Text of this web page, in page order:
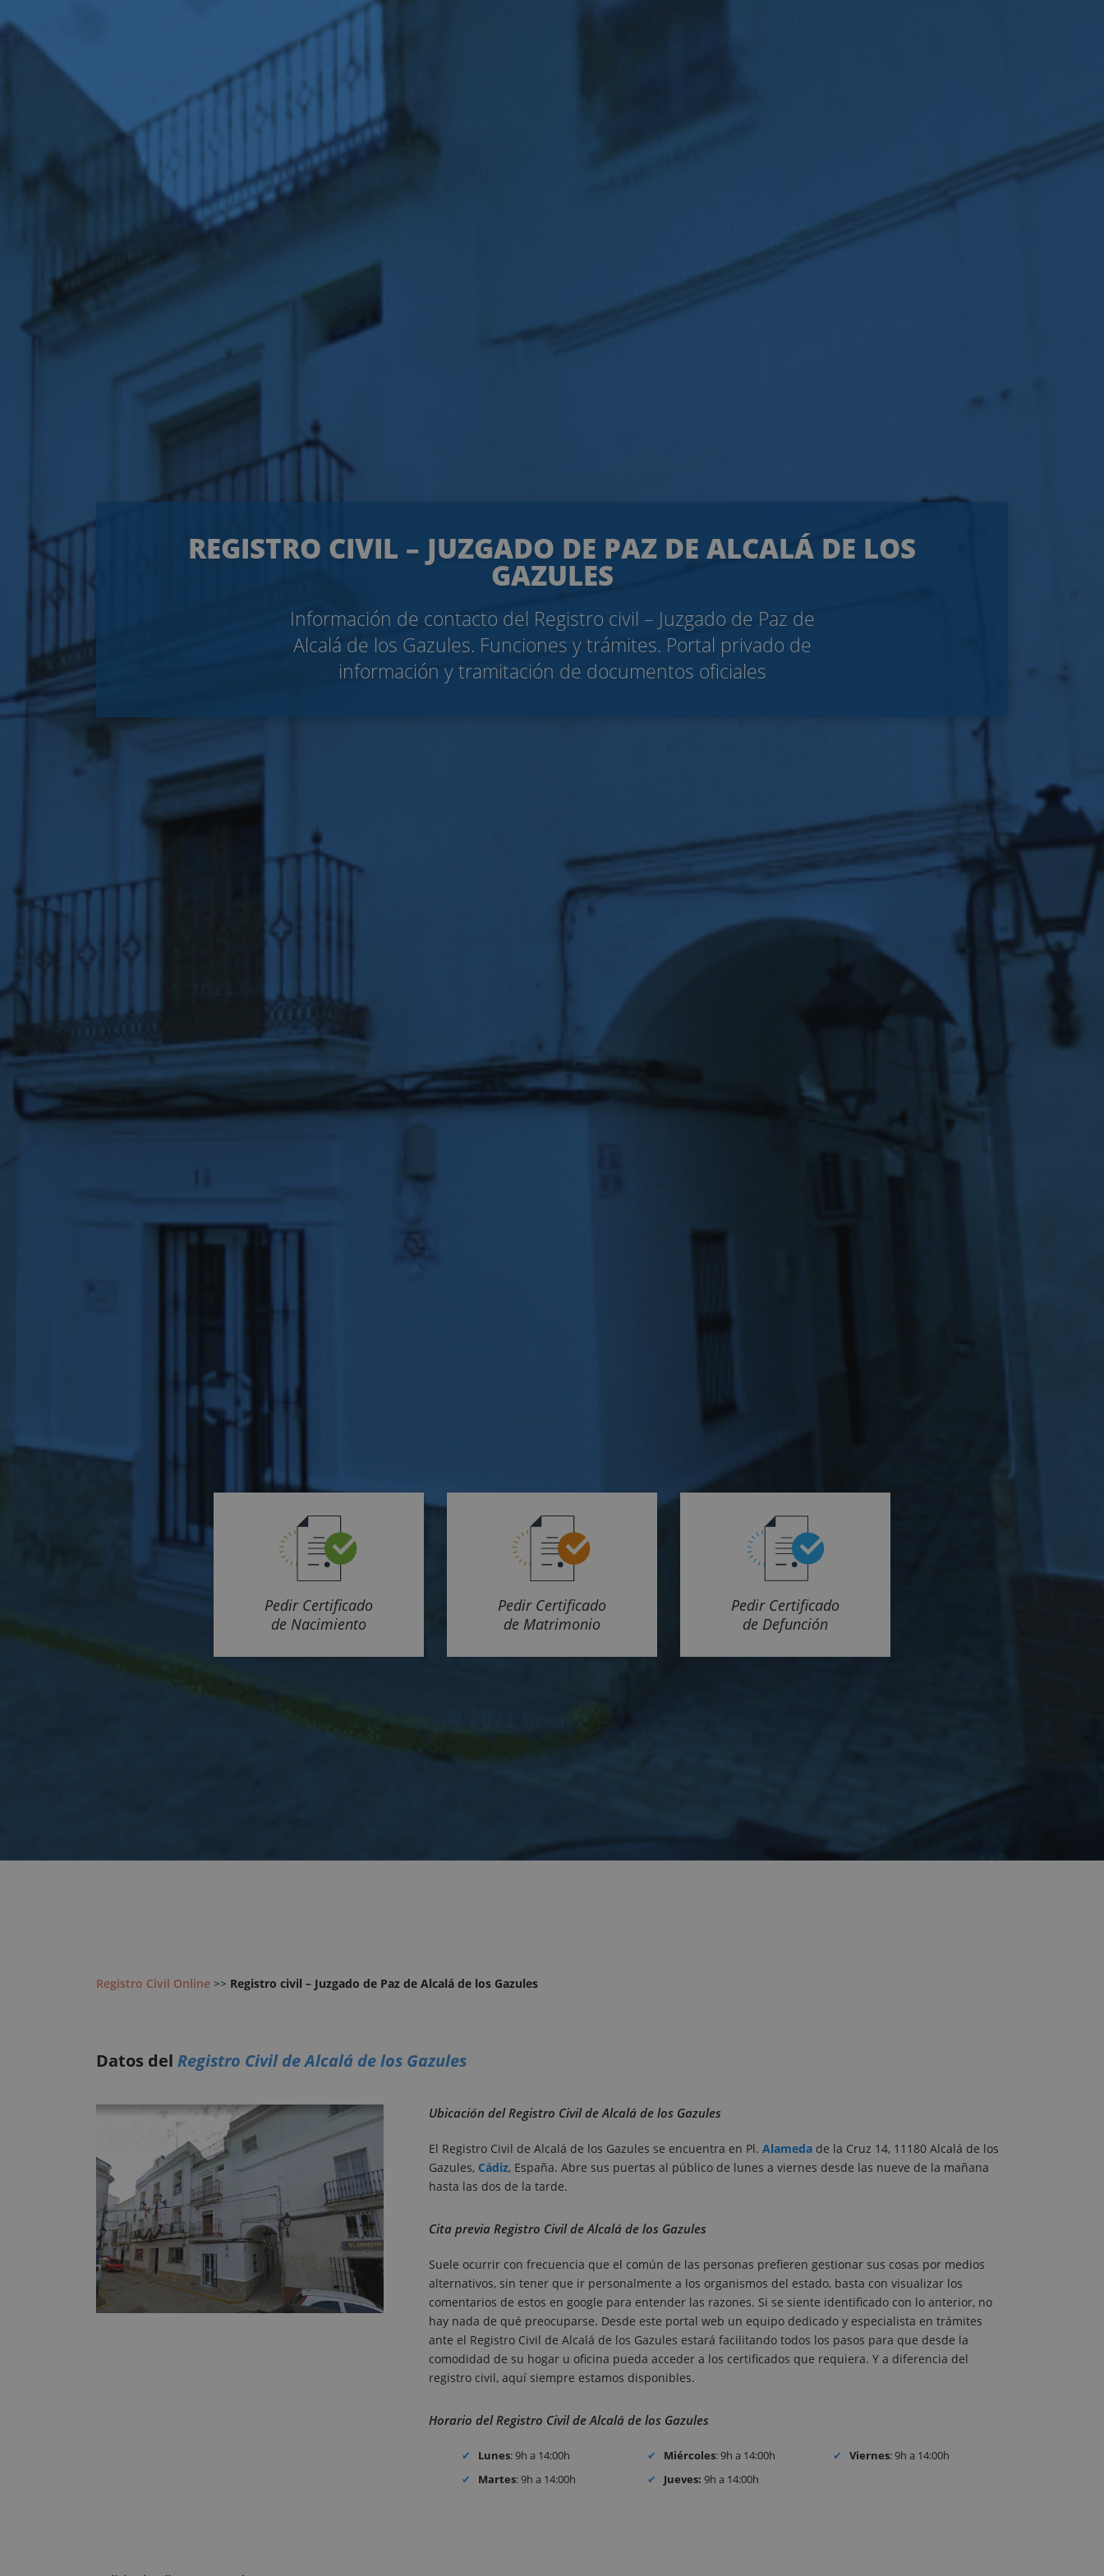
REGISTRO CIVIL – JUZGADO DE PAZ DE ALCALÁ DE LOS
GAZULES
Información de contacto del Registro civil – Juzgado de Paz de
Alcalá de los Gazules. Funciones y trámites. Portal privado de
información y tramitación de documentos oficiales
Pedir Certificado
de Nacimiento
Pedir Certificado
de Matrimonio
Pedir Certificado
de Defunción
Registro Civil Online >> Registro civil – Juzgado de Paz de Alcalá de los Gazules
Datos del Registro Civil de Alcalá de los Gazules
Ubicación del Registro Civil de Alcalá de los Gazules
El Registro Civil de Alcalá de los Gazules se encuentra en Pl. Alameda de la Cruz 14, 11180 Alcalá de los
Gazules, Cádiz, España. Abre sus puertas al público de lunes a viernes desde las nueve de la mañana
hasta las dos de la tarde.
Cita previa Registro Civil de Alcalá de los Gazules
Suele ocurrir con frecuencia que el común de las personas prefieren gestionar sus cosas por medios
alternativos, sin tener que ir personalmente a los organismos del estado, basta con visualizar los
comentarios de estos en google para entender las razones. Si se siente identificado con lo anterior, no
hay nada de qué preocuparse. Desde este portal web un equipo dedicado y especialista en trámites
ante el Registro Civil de Alcalá de los Gazules estará facilitando todos los pasos para que desde la
comodidad de su hogar u oficina pueda acceder a los certificados que requiera. Y a diferencia del
registro civil, aquí siempre estamos disponibles.
Horario del Registro Civil de Alcalá de los Gazules
Lunes: 9h a 14:00h
Martes: 9h a 14:00h
Miércoles: 9h a 14:00h
Jueves: 9h a 14:00h
Viernes: 9h a 14:00h